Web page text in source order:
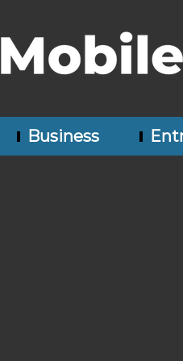
Business